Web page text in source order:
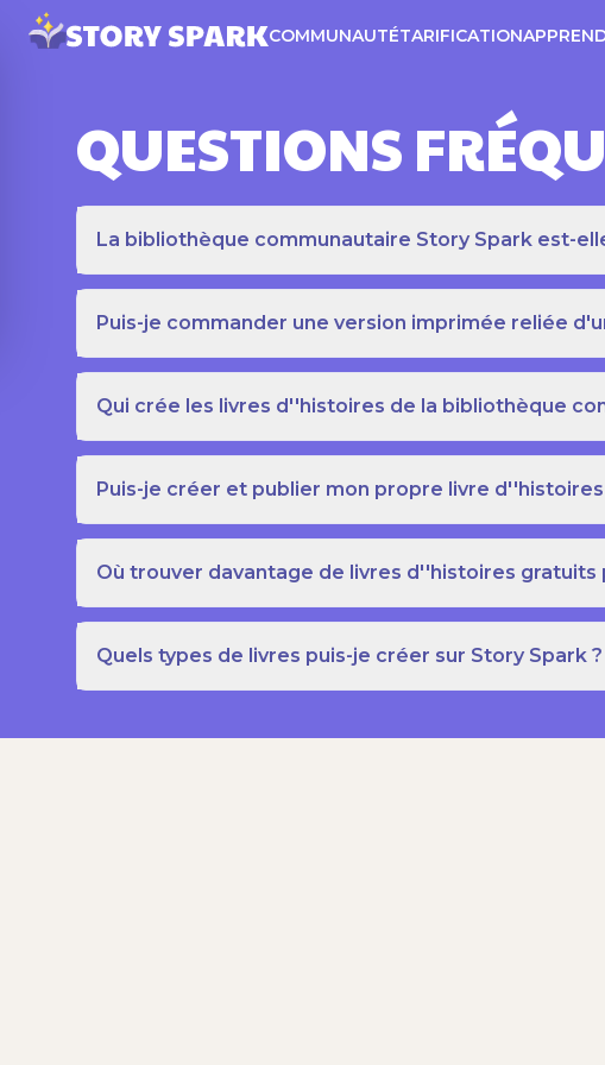
COMMUNAUTÉTARIFICATION
QUESTIONS
La bibliothèque communautaire Story Spark est-
Puis-je commander une version imprimée reliée
Qui crée les livres d''histoires de la bibliothèque
Puis-je créer et publier mon propre livre d''histoires
Où trouver davantage de livres d''histoires gratuits
Quels types de livres puis-je créer sur Story Spark ?